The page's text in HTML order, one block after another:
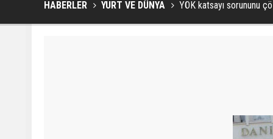
HABERLER YURT VE DÜNYA YÖK katsayı sorununu